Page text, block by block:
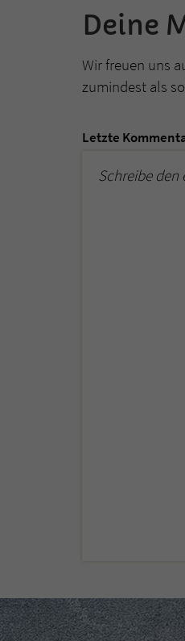
Deine
Wir freuen uns
zumindest als
Letzte
Schreibe den